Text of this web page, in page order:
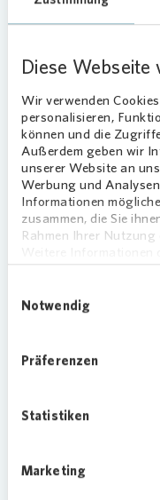
Diese Webseite
Wir verwenden
personalisieren,
können und die
Außerdem geben wir
unserer Website an
Werbung und
Informationen
zusammen, die Sie
Rahmen Ihrer
Notwendig
Präferenzen
Statistiken
Marketing
QUARTIER
blühen in voller
08.04.2026
Anzeigen
GLADBECK